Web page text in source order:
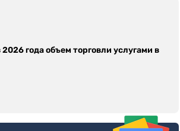
года объем торговли услугами в